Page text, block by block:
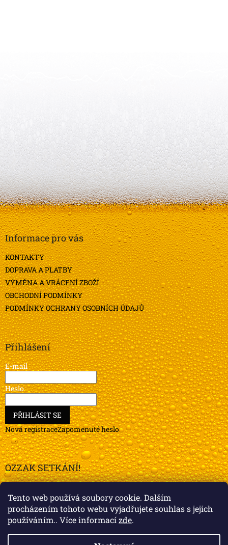
Tento web používá soubory cookie. Dalším
procházením tohoto webu vyjadřujete souhlas s jejich
používáním.. Více informacízde.
Z
á
p
a
t
í
Informace pro vás
KONTAKTY
DOPRAVA A PLATBY
VÝMĚNA A VRÁCENÍ ZBOŽÍ
OBCHODNÍ PODMÍNKY
PODMÍNKY OCHRANY OSOBNÍCH ÚDAJŮ
Přihlášení
E-mail
Heslo
PŘIHLÁSIT SE
Nová registraceZapomenuté heslo
OZZAK SETKÁNÍ!
ARCHIV